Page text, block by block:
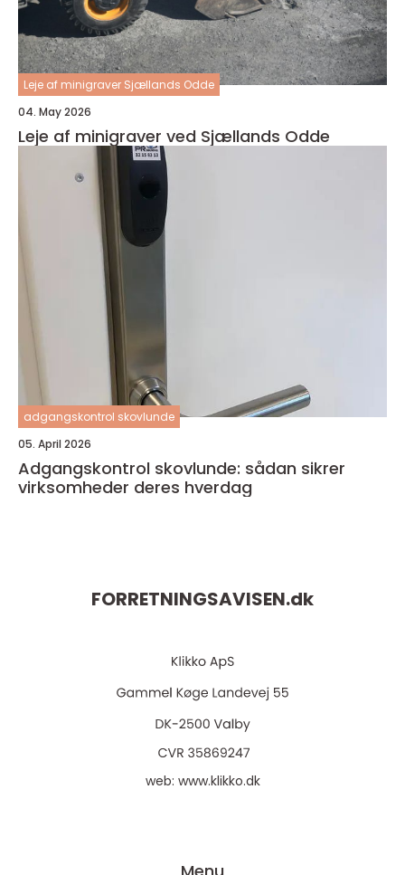
Leje af minigraver Sjællands Odde
04. May 2026
Leje af minigraver ved Sjællands Odde
adgangskontrol skovlunde
05. April 2026
Adgangskontrol skovlunde: sådan sikrer
virksomheder deres hverdag
FORRETNINGSAVISEN.dk
web: www.klikko.dk